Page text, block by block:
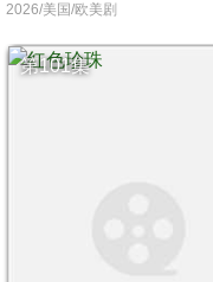
2026/美国/欧美剧
第101集